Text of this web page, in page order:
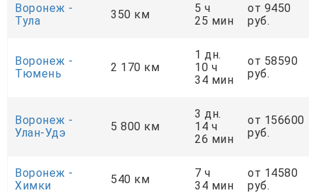
Воронеж -
Тула
350 км
5 ч
25 мин
от 9450
руб.
Воронеж -
Тюмень
2 170 км
1 дн.
10 ч
34 мин
от 58590
руб.
Воронеж -
Улан-Удэ
5 800 км
3 дн.
14 ч
26 мин
от 156600
руб.
Воронеж -
Химки
540 км
7 ч
34 мин
от 14580
руб.